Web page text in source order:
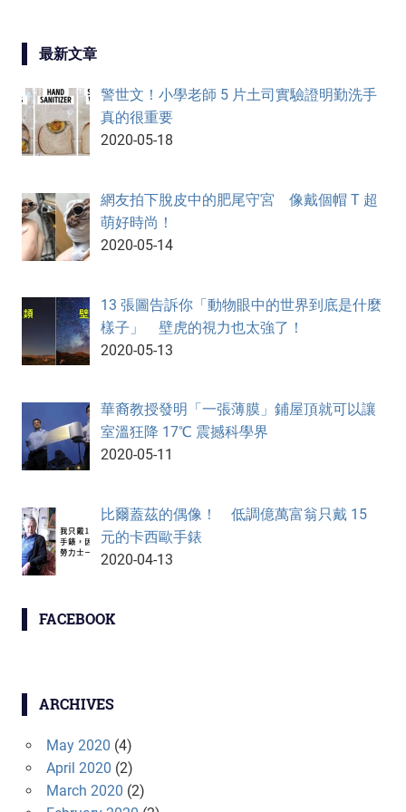
最新文章
警世文！小學老師 5 片土司實驗證明勤洗手
真的很重要
2020-05-18
網友拍下脫皮中的肥尾守宮 像戴個帽 T 超
萌好時尚！
2020-05-14
13 張圖告訴你「動物眼中的世界到底是什麼
樣子」 壁虎的視力也太強了！
2020-05-13
華裔教授發明「一張薄膜」鋪屋頂就可以讓
室溫狂降 17℃ 震撼科學界
2020-05-11
比爾蓋茲的偶像！ 低調億萬富翁只戴 15
元的卡西歐手錶
2020-04-13
FACEBOOK
ARCHIVES
May 2020 (4)
April 2020 (2)
March 2020 (2)